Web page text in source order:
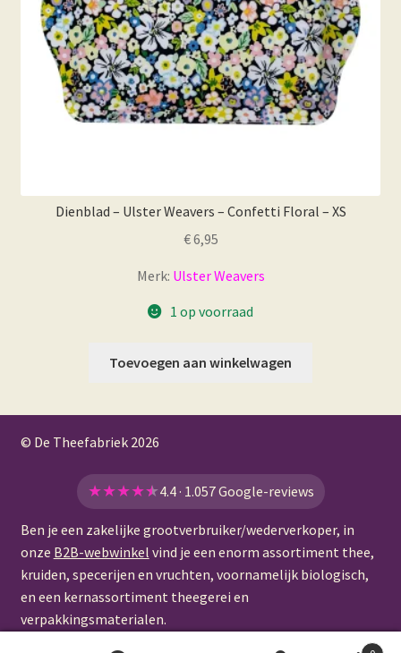
Dienblad – Ulster Weavers – Confetti Floral – XS
€6,95
Merk: Ulster Weavers
1 op voorraad
Toevoegen aan winkelwagen
© De Theefabriek 2026
★★★★★4.4 · 1.057 Google-reviews
Ben je een zakelijke grootverbruiker/wederverkoper, in
onze B2B-webwinkel vind je een enorm assortiment thee,
kruiden, specerijen en vruchten, voornamelijk biologisch,
en een kernassortiment theegerei en
verpakkingsmaterialen.